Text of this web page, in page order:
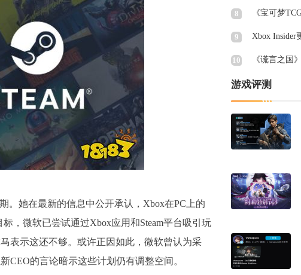
。她在最新的信息中公开承认，Xbox在PC上的
，微软已尝试通过Xbox应用和Steam平台吸引玩
表示这还不够。或许正因如此，微软曾认为采
CEO的言论暗示这些计划仍有调整空间。
8
9
10
游戏评测